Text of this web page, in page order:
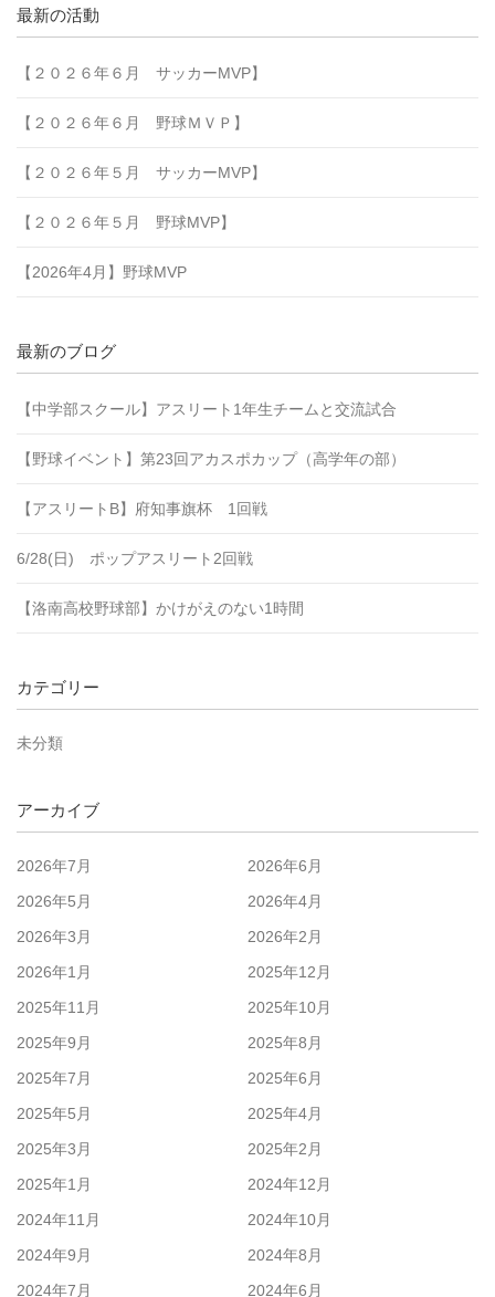
最新の活動
【２０２６年６月 サッカーMVP】
【２０２６年６月 野球ＭＶＰ】
【２０２６年５月 サッカーMVP】
【２０２６年５月 野球MVP】
【2026年4月】野球MVP
最新のブログ
【中学部スクール】アスリート1年生チームと交流試合
【野球イベント】第23回アカスポカップ（高学年の部）
【アスリートB】府知事旗杯 1回戦
6/28(日) ポップアスリート2回戦
【洛南高校野球部】かけがえのない1時間
カテゴリー
未分類
アーカイブ
2026年7月
2026年6月
2026年5月
2026年4月
2026年3月
2026年2月
2026年1月
2025年12月
2025年11月
2025年10月
2025年9月
2025年8月
2025年7月
2025年6月
2025年5月
2025年4月
2025年3月
2025年2月
2025年1月
2024年12月
2024年11月
2024年10月
2024年9月
2024年8月
2024年7月
2024年6月